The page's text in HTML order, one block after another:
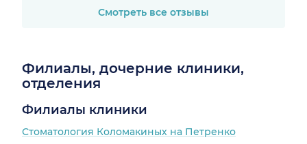
никакого налета. Всем
через полгода будет
дешевле
Смотреть все отзывы
Филиалы, дочерние клиники,
отделения
Филиалы клиники
Стоматология Коломакиных на Петренко